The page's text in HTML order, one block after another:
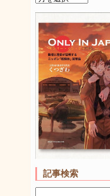
記事検索